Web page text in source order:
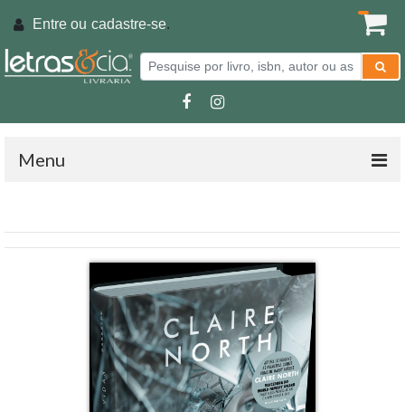
Entre ou cadastre-se.
Menu